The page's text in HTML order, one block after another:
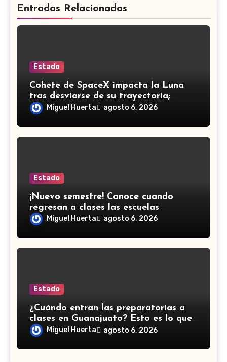
Entradas Relacionadas
Estado
Cohete de SpaceX impacta la Luna
tras desviarse de su trayectoria;
científicos confirman el choque
Miguel Huerta agosto 6, 2026
Estado
¡Nuevo semestre! Conoce cuando
regresan a clases las escuelas
normales en Guanajuato
Miguel Huerta agosto 6, 2026
Estado
¿Cuándo entran las preparatorias a
clases en Guanajuato? Esto es lo que
se sabeMiguel Huerta agosto 6, 2026